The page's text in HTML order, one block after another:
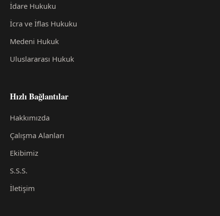
İdare Hukuku
İcra ve İflas Hukuku
Medeni Hukuk
Uluslararası Hukuk
Hızlı Bağlantılar
Hakkımızda
Çalışma Alanları
Ekibimiz
S.S.S.
İletişim